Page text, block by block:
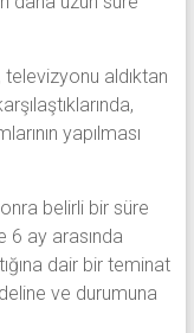
televizyonu aldıktan
yapılması
belirli bir süre
6 ay arasında
dair bir teminat
ve durumuna